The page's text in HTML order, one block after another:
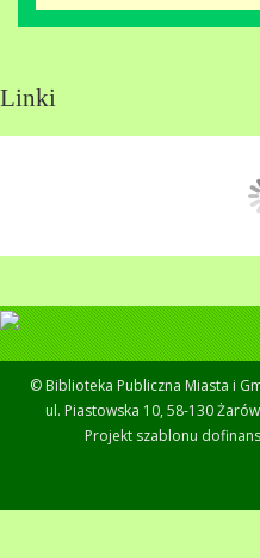
Linki
© Biblioteka Publiczna Miasta i
ul. Piastowska 10, 58-130 Żarów
Projekt szablonu